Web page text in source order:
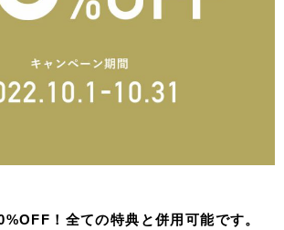
！全ての特典と併用可能です。